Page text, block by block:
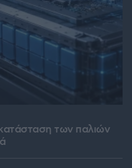
των παλιών